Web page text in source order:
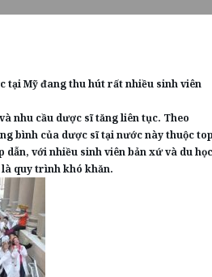
tại Mỹ đang thu hút rất nhiều sinh viên
nhu cầu dược sĩ tăng liên tục. Theo
bình của dược sĩ tại nước này thuộc top
dẫn, với nhiều sinh viên bản xứ và du học
quy trình khó khăn.